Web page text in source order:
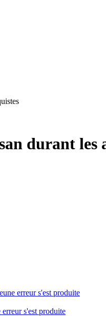
durant les
une erreur s'est produite
erreur s'est produite